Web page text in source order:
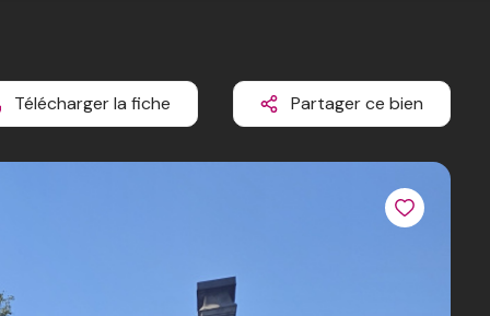
Télécharger la fiche Partager ce bien